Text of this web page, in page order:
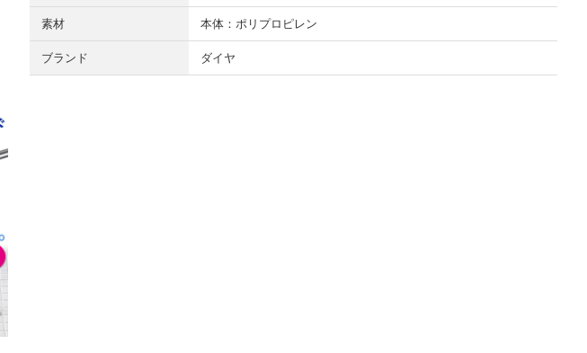
素材 本体：ポリプロピレン
ブランド ダイヤ